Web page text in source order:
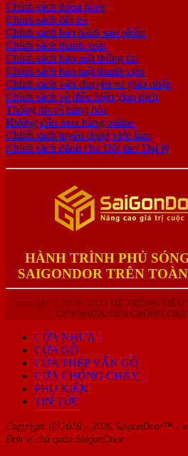
Chính sách kiểm hàng
Chính sách đổi trả
Chính sách bảo hành sản phẩm
Chính sách thanh toán
Chính sách bảo mật thông tin
Chính sách bảo mật thanh toán
Chính sách vận chuyển và giao nhận
Chính sách về điều kiện giao dịch
Thông tin về hàng hóa
Hướng dẫn mua hàng online
Chính sách tuyển dụng việc làm
Chính sách dành cho Đối tác/ Đại lý
HÀNH TRÌNH PHỦ
SAIGONDOR TRÊN
Copyright © 2010 - 2023 HỆ THỐNG SIÊU
CỬA NHỰA, CỬA CHỐNG
CỬA NHỰA
CỬA GỖ
CỬA THÉP VÂN GỖ
CỬA CHỐNG CHÁY
PHỤ KIỆN
TIN TỨC
Copyright ⓒ 2016 – 2026 SaigonDoor™ -
Đơn vị chủ quản SaigonDoor